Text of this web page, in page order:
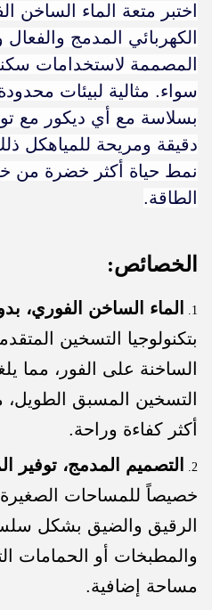
اختبر متعة الماء الساخن
الكهربائي المدمج والفعال
المصممة لاستخدامات
سواء. مثالية لبيئات
بسلاسة مع أي ديكور مع
دقيقة ومريحة للمياهكل
نمط حياة أكثر خضرة من
الطاقة.
الخصائص:
الماء الساخن الفوري،
بتكنولوجيا التسخين
الساخنة على الفور، مما
التسخين المسبق الطويل،
أكثر كفاءة وراحة.
التصميم المدمج، توفير
خصيصاً للمساحات
الرقيق والضيق بشكل
والمطبخات أو الحمامات
مساحة إضافية.